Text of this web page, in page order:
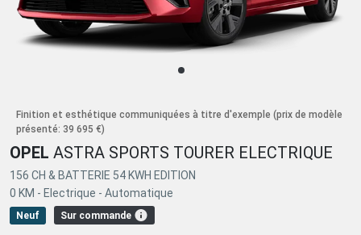
Finition et esthétique communiquées à titre d'exemple (prix de modèle
présenté: 39 695 €)
OPEL ASTRA SPORTS TOURER ELECTRIQUE
156 CH & BATTERIE 54 KWH EDITION
0 KM - Electrique - Automatique
Neuf Sur commande